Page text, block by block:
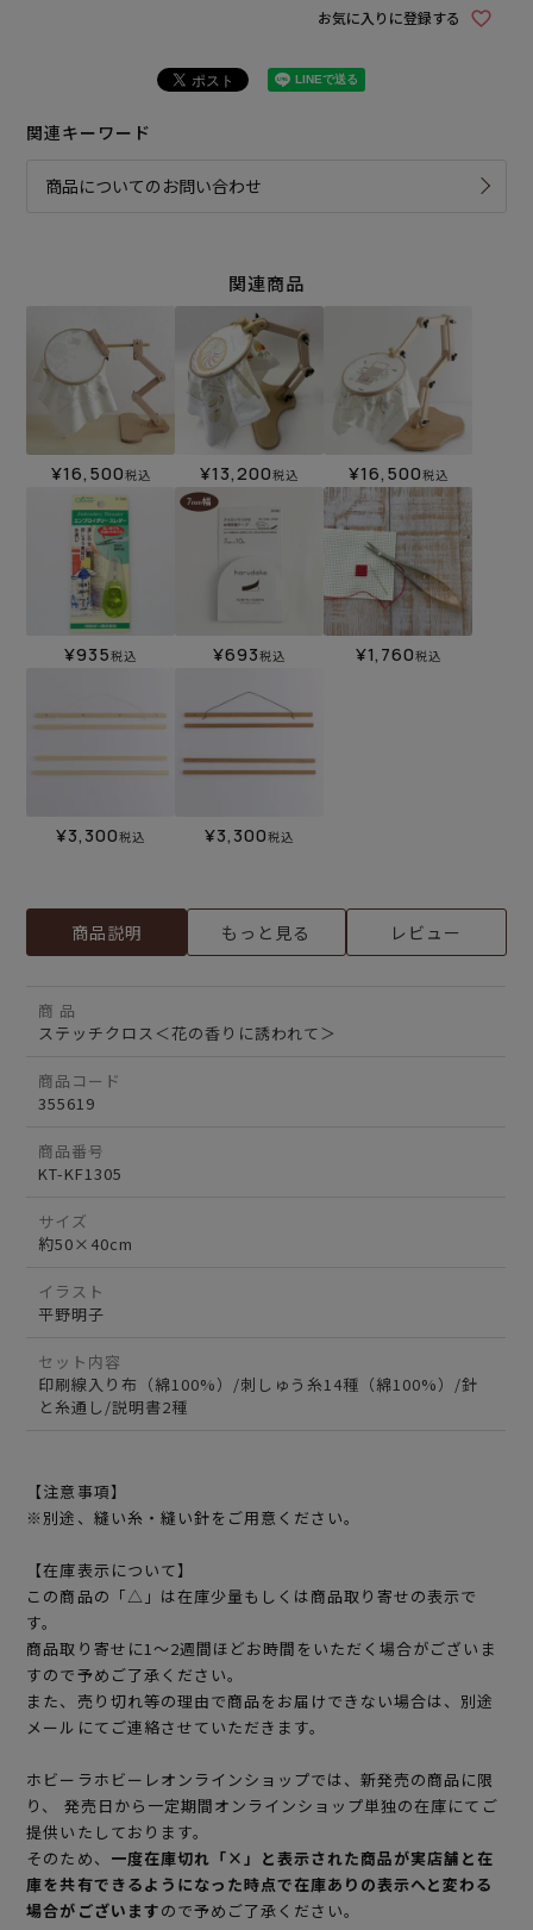
お気に入りに登録する
関連キーワード
商品についてのお問い合わせ
関連商品
¥16,500税込 ¥13,200税込 ¥16,500税込
¥935税込 ¥693税込 ¥1,760税込
¥3,300税込 ¥3,300税込
商品説明 もっと見る レビュー
商 品
ステッチクロス＜花の香りに誘われて＞
商品コード
355619
商品番号
KT-KF1305
サイズ
約50×40cm
イラスト
平野明子
セット内容
印刷線入り布（綿100%）/刺しゅう糸14種（綿100%）/針
と糸通し/説明書2種
【注意事項】
※別途、縫い糸・縫い針をご用意ください。
【在庫表示について】
この商品の「△」は在庫少量もしくは商品取り寄せの表示で
す。
商品取り寄せに1～2週間ほどお時間をいただく場合がございま
すので予めご了承ください。
また、売り切れ等の理由で商品をお届けできない場合は、別途
メールにてご連絡させていただきます。
ホビーラホビーレオンラインショップでは、新発売の商品に限
り、 発売日から一定期間オンラインショップ単独の在庫にてご
提供いたしております。
そのため、 一度在庫切れ「×」と表示された商品が実店舗と在
庫を共有できるようになった時点で在庫ありの表示へと変わる
場合がございますので予めご了承ください。